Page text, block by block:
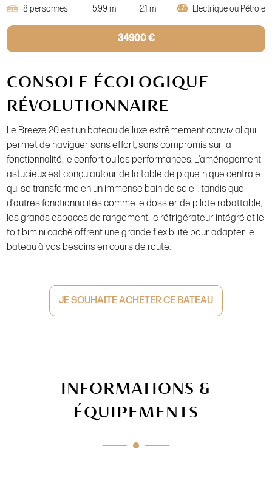
8 personnes 5.99 m 2.1 m Electrique ou Pétrole
34900 €
CONSOLE ÉCOLOGIQUE
RÉVOLUTIONNAIRE
Le Breeze 20 est un bateau de luxe extrêmement convivial qui
permet de naviguer sans effort, sans compromis sur la
fonctionnalité, le confort ou les performances. L’aménagement
astucieux est conçu autour de la table de pique-nique centrale
qui se transforme en un immense bain de soleil, tandis que
d’autres fonctionnalités comme le dossier de pilote rabattable,
les grands espaces de rangement, le réfrigérateur intégré et le
toit bimini caché offrent une grande flexibilité pour adapter le
bateau à vos besoins en cours de route.
JE SOUHAITE ACHETER CE BATEAU
INFORMATIONS &
ÉQUIPEMENTS